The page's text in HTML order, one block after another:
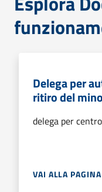
Delega per
ritiro del
delega per
VAI ALLA PAGINA